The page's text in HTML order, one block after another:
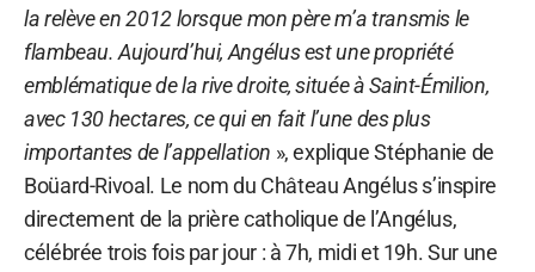
la relève en 2012 lorsque mon père m’a transmis le
flambeau. Aujourd’hui, Angélus est une propriété
emblématique de la rive droite, située à Saint-Émilion,
avec 130 hectares, ce qui en fait l’une des plus
importantes de l’appellation », explique Stéphanie de
Boüard-Rivoal. Le nom du Château Angélus s’inspire
directement de la prière catholique de l’Angélus,
célébrée trois fois par jour : à 7h, midi et 19h. Sur une